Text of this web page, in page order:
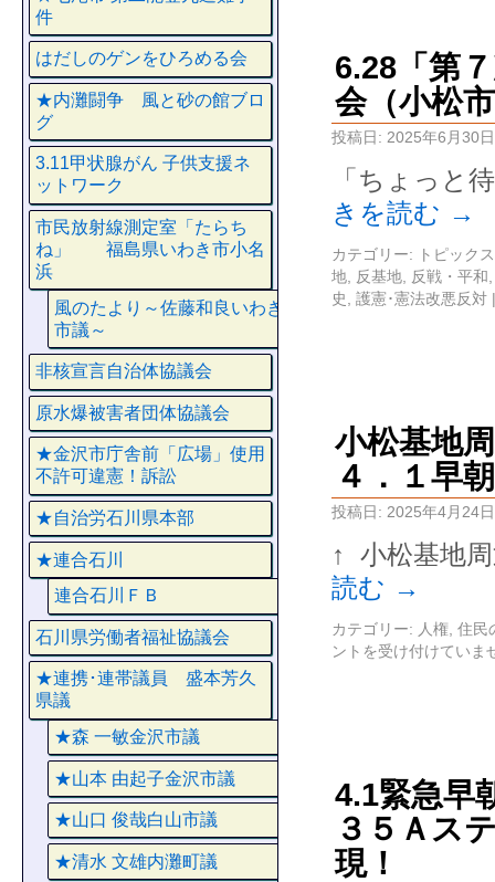
6.28「第
会（小松
投稿日: 2025年6月30日
「ちょっと
きを読む →
カテゴリー:
トピックス
地
反基地 反戦・平和
史
護憲･憲法改悪反対 |
小松基地
４．１早
投稿日: 2025年4月24日
↑ 小松基地
読む →
カテゴリー: 人権 住民
ントを受け付けていま
4.1緊急早
３５Ａス
現！
件
はだしのゲンをひろめる会
★内灘闘争 風と砂の館ブロ
グ
3.11甲状腺がん 子供支援ネ
ットワーク
市民放射線測定室「たらち
ね」 福島県いわき市小名
浜
風のたより～佐藤和良いわき
市議～
非核宣言自治体協議会
原水爆被害者団体協議会
★金沢市庁舎前「広場」使用
不許可違憲！訴訟
★自治労石川県本部
★連合石川
連合石川ＦＢ
石川県労働者福祉協議会
★連携･連帯議員 盛本芳久
県議
★森 一敏金沢市議
★山本 由起子金沢市議
★山口 俊哉白山市議
★清水 文雄内灘町議